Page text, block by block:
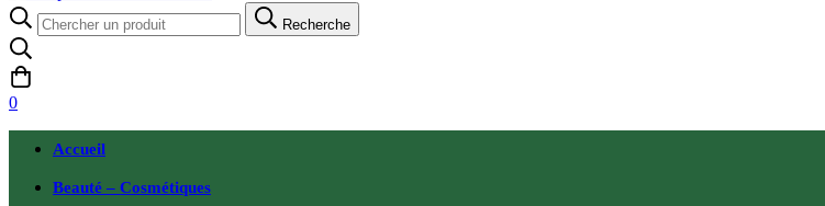
Recherche
pour:
Recherche
0
Accueil
Beauté – Cosmétiques